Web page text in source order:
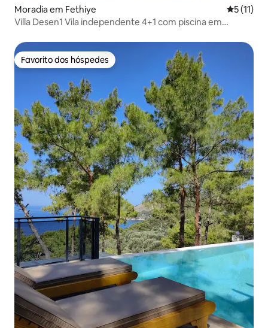
Moradia em Fethiye
5 (11)
Villa Desen1 Vila independente 4+1 com piscina em
Favorito dos hóspedes
Favorito dos hóspedes